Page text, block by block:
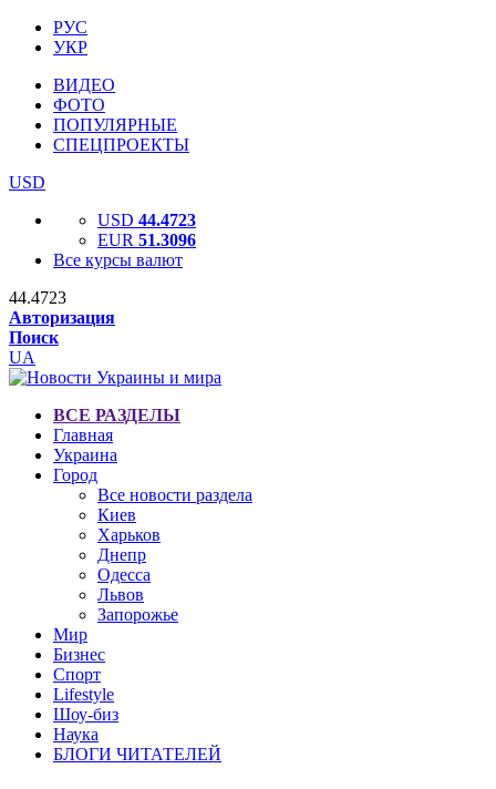
РУС
УКР
ВИДЕО
ФОТО
ПОПУЛЯРНЫЕ
СПЕЦПРОЕКТЫ
USD
USD 44.4723
EUR 51.3096
Все курсы валют
44.4723
Авторизация
Поиск
UA
ВСЕ РАЗДЕЛЫ
Главная
Украина
Город
Все новости раздела
Киев
Харьков
Днепр
Одесса
Львов
Запорожье
Мир
Бизнес
Спорт
Lifestyle
Шоу-биз
Наука
БЛОГИ ЧИТАТЕЛЕЙ